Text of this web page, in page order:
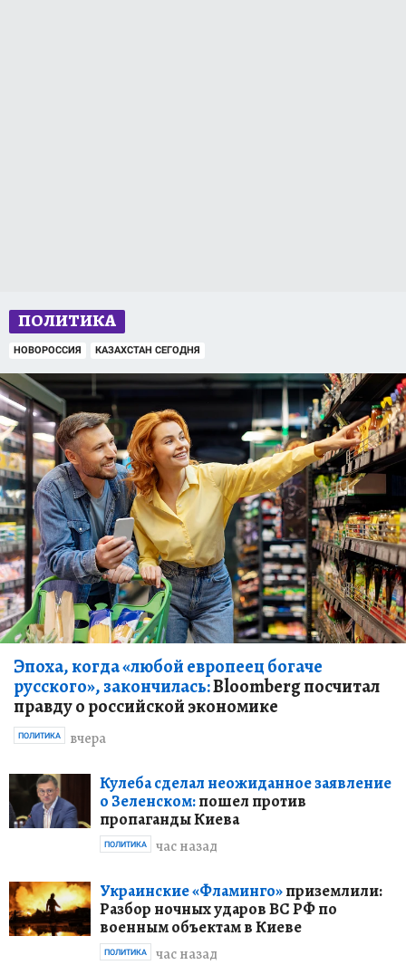
ПОЛИТИКА
НОВОРОССИЯ КАЗАХСТАН СЕГОДНЯ
Эпоха, когда «любой европеец богаче
русского», закончилась:Bloomberg посчитал
правду о российской экономике
вчера
ПОЛИТИКА
Кулеба сделал неожиданное заявление
о Зеленском:пошел против
пропаганды Киева
час назад
ПОЛИТИКА
Украинские «Фламинго»приземлили:
Разбор ночных ударов ВС РФ по
военным объектам в Киеве
час назад
ПОЛИТИКА